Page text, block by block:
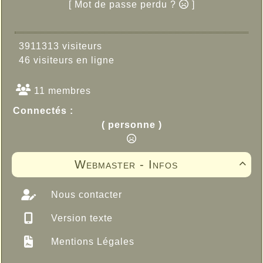
[ Mot de passe perdu ? ]
3911313 visiteurs
46 visiteurs en ligne
11 membres
Connectés :
( personne )

Webmaster - Infos
Nous contacter
Version texte
Mentions Légales